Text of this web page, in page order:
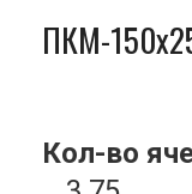
ПКМ-
Кол-во